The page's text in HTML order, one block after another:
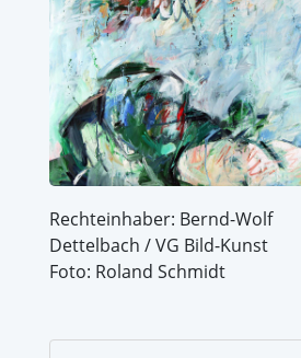
Rechteinhaber: Bernd-Wolf
Dettelbach / VG Bild-Kunst
Foto: Roland Schmidt